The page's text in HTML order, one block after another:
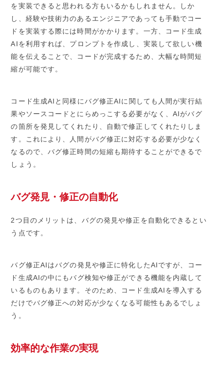
を実装できると思われる方もいるかもしれません。しか
し、経験や技術力のあるエンジニアであっても手動でコー
ドを実装する際には時間がかかります。一方、コード生成
AIを利用すれば、プロンプトを作成し、実装して欲しい機
能を伝えることで、コードが完成するため、大幅な時間短
縮が可能です。
コード生成AIと同様にバグ修正AIに関しても人間が実行結
果やソースコードとにらめっこする必要がなく、AIがバグ
の箇所を発見してくれたり、自動で修正してくれたりしま
す。これにより、人間がバグ修正に対応する必要が少なく
なるので、バグ修正時間の短縮も期待することができるで
しょう。
バグ発見・修正の自動化
2つ目のメリットは、バグの発見や修正を自動化できるとい
う点です。
バグ修正AIはバグの発見や修正に特化したAIですが、コー
ド生成AIの中にもバグ検知や修正ができる機能を内蔵して
いるものもあります。そのため、コード生成AIを導入する
だけでバグ修正への対応が少なくなる可能性もあるでしょ
う。
効率的な作業の実現